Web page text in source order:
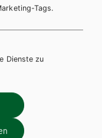
Tags.
Dienste zu